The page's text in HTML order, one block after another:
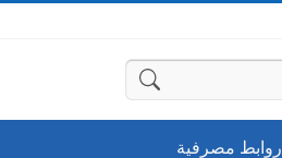
روابط مصرفية